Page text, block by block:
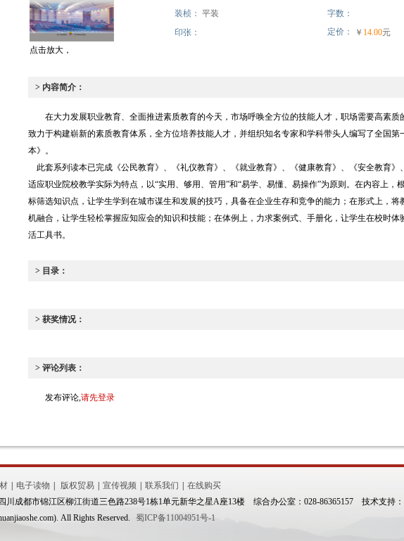
点击放大，
装桢： 平装
字数：
印张：
定价： ￥ 14.00元
> 内容简介：
在大力发展职业教育、全面推进素质教育的今天，市场呼唤全方位的技能人才，职场需要高素
致力于构建崭新的素质教育体系，全方位培养技能人才，并组织知名专家和学科带头人编写了全国第
本》。
此套系列读本已完成《公民教育》、《礼仪教育》、《就业教育》、《健康教育》、《安全教育》
适应职业院校教学实际为特点，以“实用、够用、管用”和“易学、易懂、易操作”为原则。在内容上，
标筛选知识点，让学生学到在城市谋生和发展的技巧，具备在企业生存和竞争的能力；在形式上，
机融合，让学生轻松掌握应知应会的知识和技能；在体例上，力求案例式、手册化，让学生在校时体
活工具书。
> 目录：
> 获奖情况：
> 评论列表：
发布评论,请先登录
电子读物 版权贸易 宣传视频 联系我们
在线购买
成都市锦江区柳江街道三色路238号1栋1单元新华之星A座13楼 综合办公室：028-86365157 技术支持：
All Rights Reserved.
蜀ICP备11004951号-1